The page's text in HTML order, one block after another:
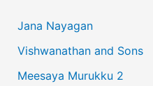
h
f
o
Jana Nayagan
Vishwanathan and Sons
Meesaya Murukku 2